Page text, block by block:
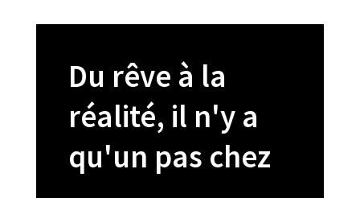
Du rêve à la
réalité, il n'y a
qu'un pas chez